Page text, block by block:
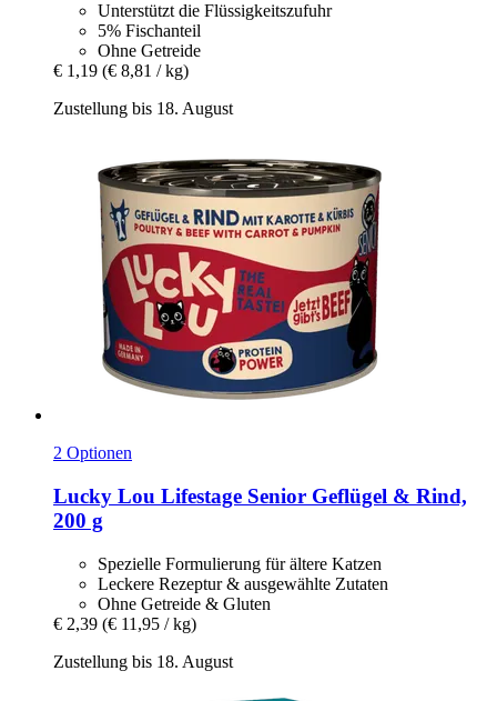
Unterstützt die Flüssigkeitszufuhr
5% Fischanteil
Ohne Getreide
€ 1,19 (€ 8,81 / kg)
Zustellung bis 18. August
2 Optionen
Lucky Lou Lifestage Senior Geflügel & Rind,
200 g
Spezielle Formulierung für ältere Katzen
Leckere Rezeptur & ausgewählte Zutaten
Ohne Getreide & Gluten
€ 2,39 (€ 11,95 / kg)
Zustellung bis 18. August